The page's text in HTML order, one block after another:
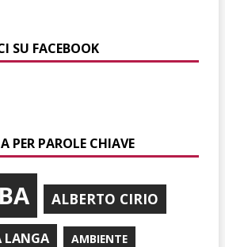
SU FACEBOOK
PER PAROLE CHIAVE
ALBERTO CIRIO
LANGA AMBIENTE